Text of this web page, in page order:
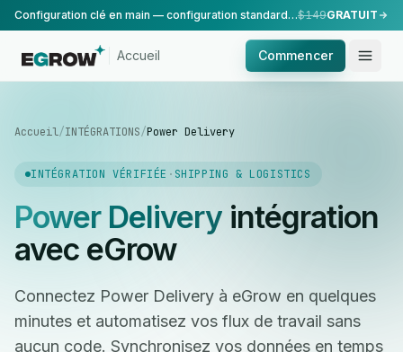
Configuration clé en main — configuration standard, réalisée par notre équipe.$149GRATUIT
Accueil Commencer
Accueil/INTÉGRATIONS/Power Delivery
INTÉGRATION VÉRIFIÉE · SHIPPING & LOGISTICS
Power Deliveryintégration
avec eGrow
Connectez Power Delivery à eGrow en quelques
minutes et automatisez vos flux de travail sans
aucun code. Synchronisez vos données en temps